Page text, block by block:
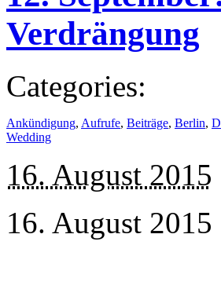
Verdrängung
Categories:
Ankündigung, Aufrufe, Beiträge, Berlin,
Wedding
16. August 2015
16. August 2015